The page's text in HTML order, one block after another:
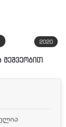
2020
მეშვეობით